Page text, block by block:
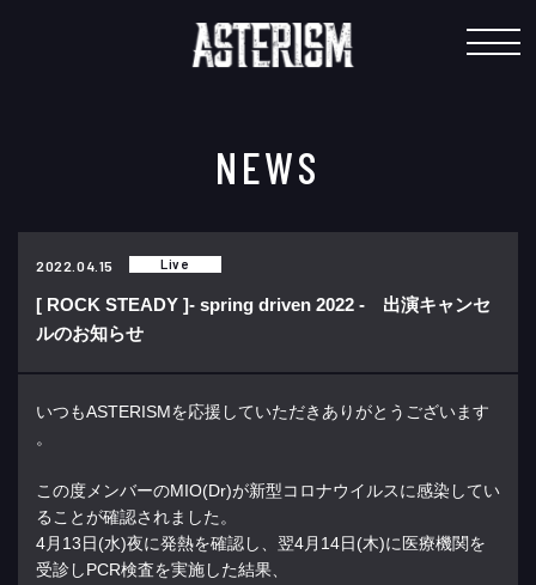
NEWS
2022.04.15 Live
[ ROCK STEADY ]- spring driven 2022 - 出演キャンセ
ルのお知らせ
いつもASTERISMを応援していただきありがとうございます
。
この度メンバーのMIO(Dr)が新型コロナウイルスに感染してい
ることが確認されました。
4月13日(水)夜に発熱を確認し、翌4月14日(木)に医療機関を
受診しPCR検査を実施した結果、